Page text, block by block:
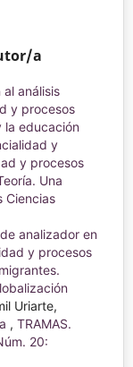
a
análisis
y procesos
la educación
y
y procesos
Una
Ciencias
analizador en
y procesos
Uriarte,
, TRAMAS.
20: